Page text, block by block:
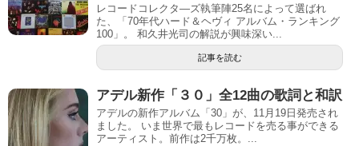
レコードコレクタ―ズ執筆陣25名によって選ばれ
た、「70年代ハード＆ヘヴィ アルバム・ランキング
100」。 和久井光司の解説が興味深い...
記事を読む
アデル新作「３０」全12曲の歌詞と和訳
アデルの新作アルバム「30」が、11月19日発売され
ました。 いま世界で最もレコードを売る事ができる
アーティスト。前作は2千万枚。...